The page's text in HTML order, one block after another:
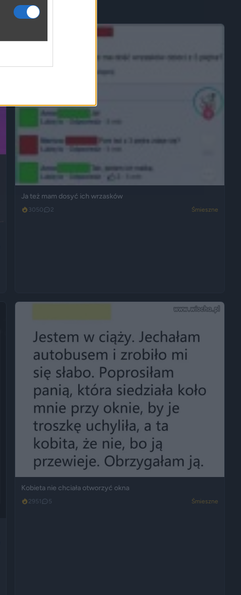
Ja też mam dosyć ich wrzasków
3050 2 Śmieszne
Kobieta nie chciała otworzyć okna
2951 5 Śmieszne